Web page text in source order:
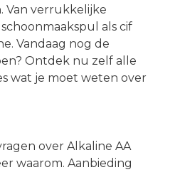
Van verrukkelijke
als cif
Vandaag nog de
Ontdek nu zelf alle
wat je moet weten over
over Alkaline AA
waarom. Aanbieding